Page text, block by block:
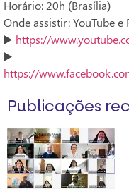
Horário: 20h (Brasília)
Onde assistir: YouTube e
▶️ https://
▶️
https://
Publicações